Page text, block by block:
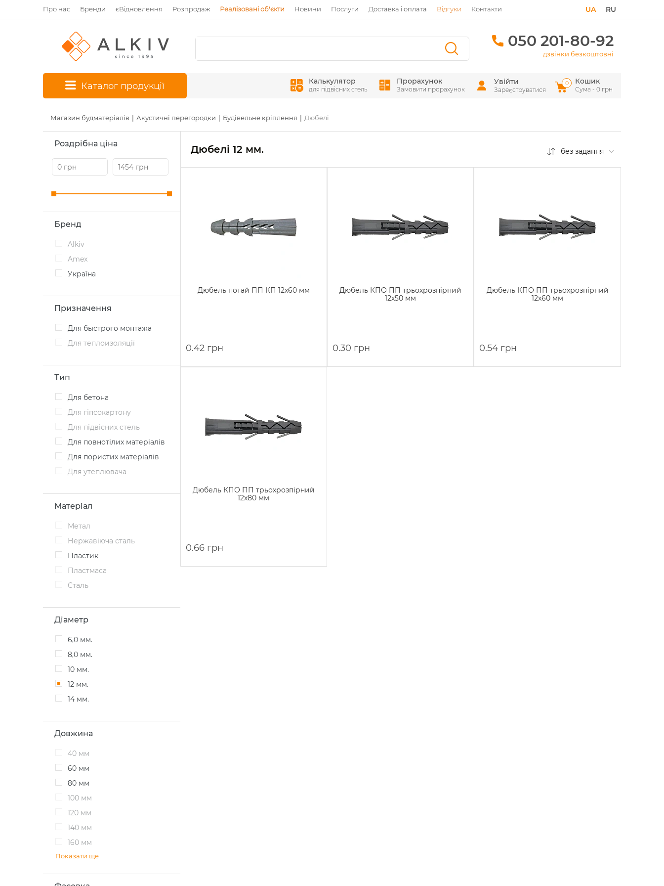
Про нас Бренди єВідновлення Розпродаж Реалізовані об'єкти Новини Послуги Доставка і оплата Відгуки Контакти RU
UA
050 201-80-92
дзвінки безкоштовні
Каталог продукції Калькулятор
для підвісних стель
Прорахунок
Замовити прорахунок
Увійти
Зареєструватися
Кошик
Сума - 0 грн
0
Магазин будматеріалів Акустичні перегородки Будівельне кріплення Дюбелі
Роздрібна ціна
Бренд
Alkiv
Amex
Україна
Призначення
Для быстрого монтажа
Для теплоизоляції
Тип
Для бетона
Для гіпсокартону
Для підвісних стель
Для повнотілих матеріалів
Для пористих матеріалів
Для утеплювача
Матеріал
Метал
Нержавіюча сталь
Пластик
Пластмаса
Cталь
Діаметр
6,0 мм.
8,0 мм.
10 мм.
12 мм.
14 мм.
Довжина
40 мм
60 мм
80 мм
100 мм
120 мм
140 мм
160 мм
Показати ще
Дюбелі 12 мм. без задання
Дюбель потай ПП КП 12х60 мм
0.42 грн
Дюбель КПО ПП трьохрозпірний
12х50 мм
0.30 грн
Дюбель КПО ПП трьохрозпірний
12х60 мм
0.54 грн
Дюбель КПО ПП трьохрозпірний
12х80 мм
0.66 грн